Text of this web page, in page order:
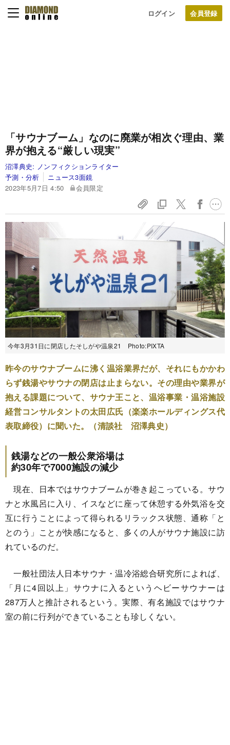
ログイン
「サウナブーム」なのに廃業が相次ぐ理由、業
界が抱える“厳しい現実”
沼澤典史: ノンフィクションライター
予測・分析
ニュース3面鏡
2023年5月7日 4:50
会員限定
今年3月31日に閉店したそしがや温泉21 Photo:PIXTA
昨今のサウナブームに沸く温浴業界だが、それにもかかわ
らず銭湯やサウナの閉店は止まらない。その理由や業界が
抱える課題について、サウナ王こと、温浴事業・温浴施設
経営コンサルタントの太田広氏（楽楽ホールディングス代
表取締役）に聞いた。（清談社 沼澤典史）
銭湯などの一般公衆浴場は
約30年で7000施設の減少
現在、日本ではサウナブームが巻き起こっている。サウ
ナと水風呂に入り、イスなどに座って休憩する外気浴を交
互に行うことによって得られるリラックス状態、通称「と
とのう」ことが快感になると、多くの人がサウナ施設に訪
れているのだ。
一般社団法人日本サウナ・温冷浴総合研究所によれば、
「月に4回以上」サウナに入るというヘビーサウナーは
287万人と推計されるという。実際、有名施設ではサウナ
室の前に行列ができていることも珍しくない。